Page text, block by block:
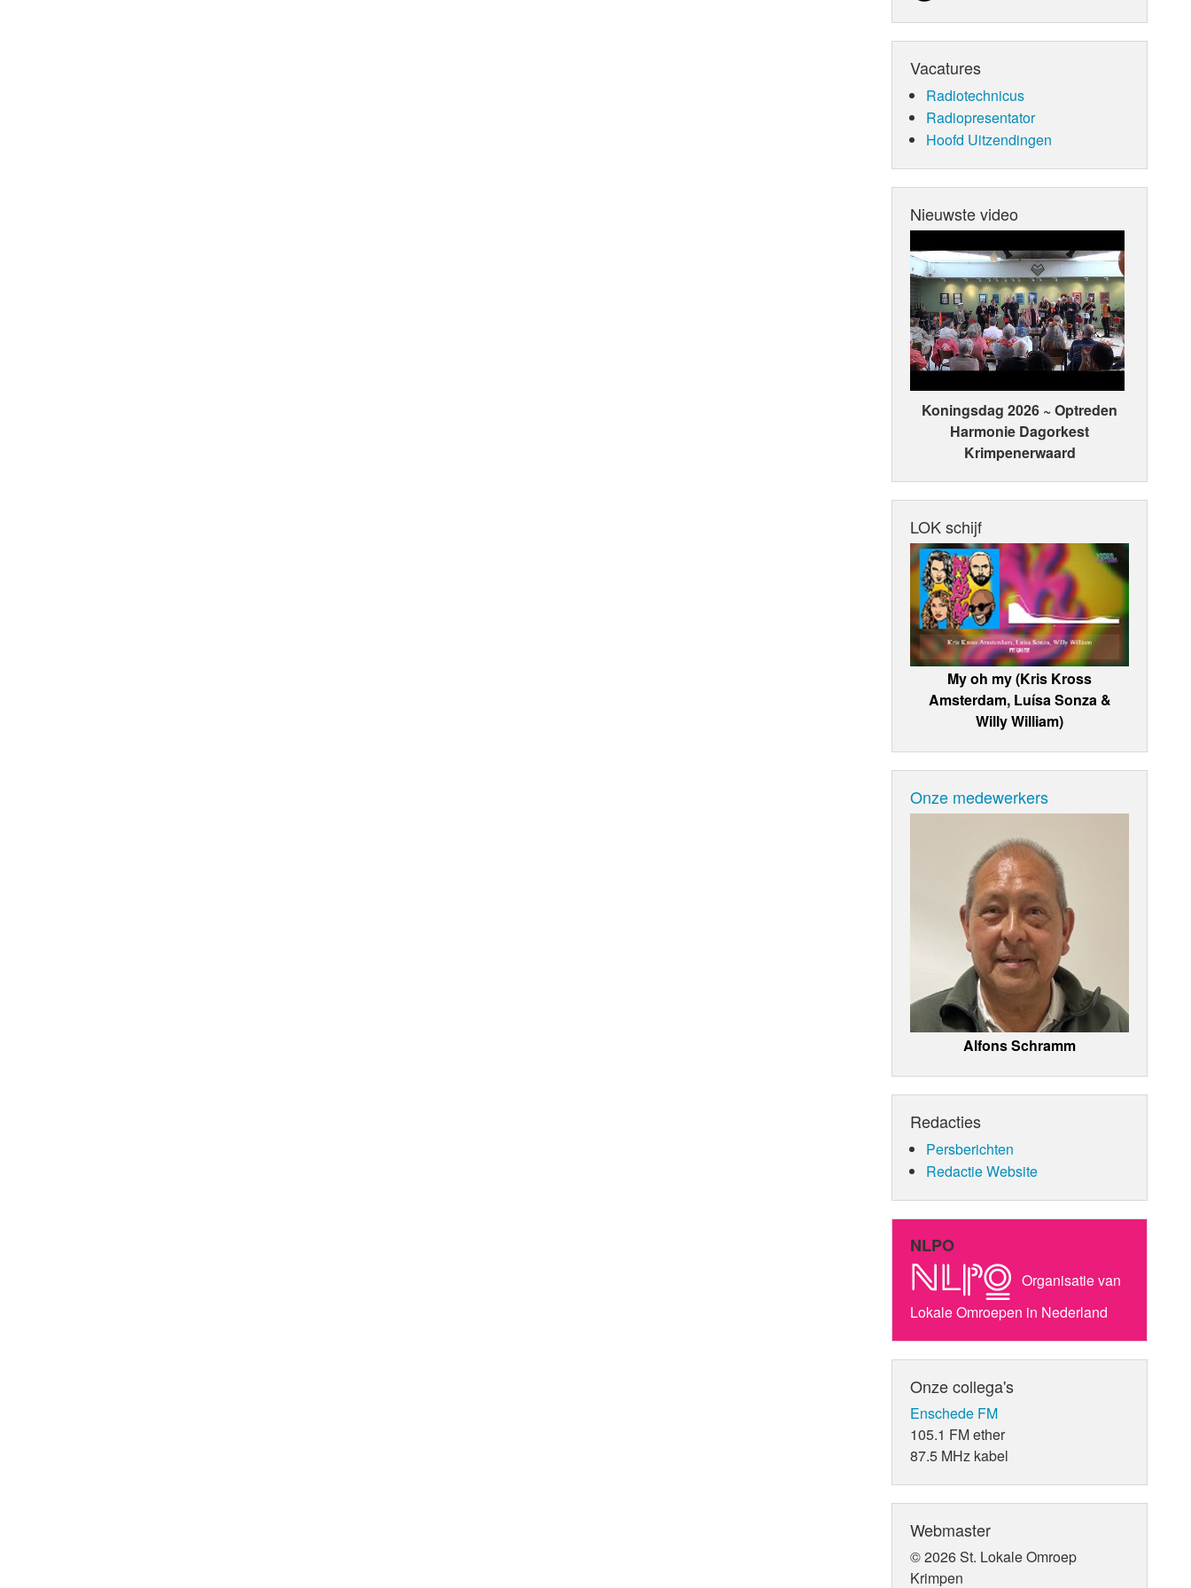
Vacatures
Radiotechnicus
Radiopresentator
Hoofd Uitzendingen
Nieuwste video
Koningsdag 2026 ~ Optreden
Harmonie Dagorkest
Krimpenerwaard
LOK schijf
My oh my (Kris Kross
Amsterdam, Luísa Sonza &
Willy William)
Onze medewerkers
Alfons Schramm
Redacties
Persberichten
Redactie Website
NLPO
Organisatie van
Lokale Omroepen in Nederland
Onze collega's
Enschede FM
105.1 FM ether
87.5 MHz kabel
Webmaster
© 2026 St. Lokale Omroep
Krimpen